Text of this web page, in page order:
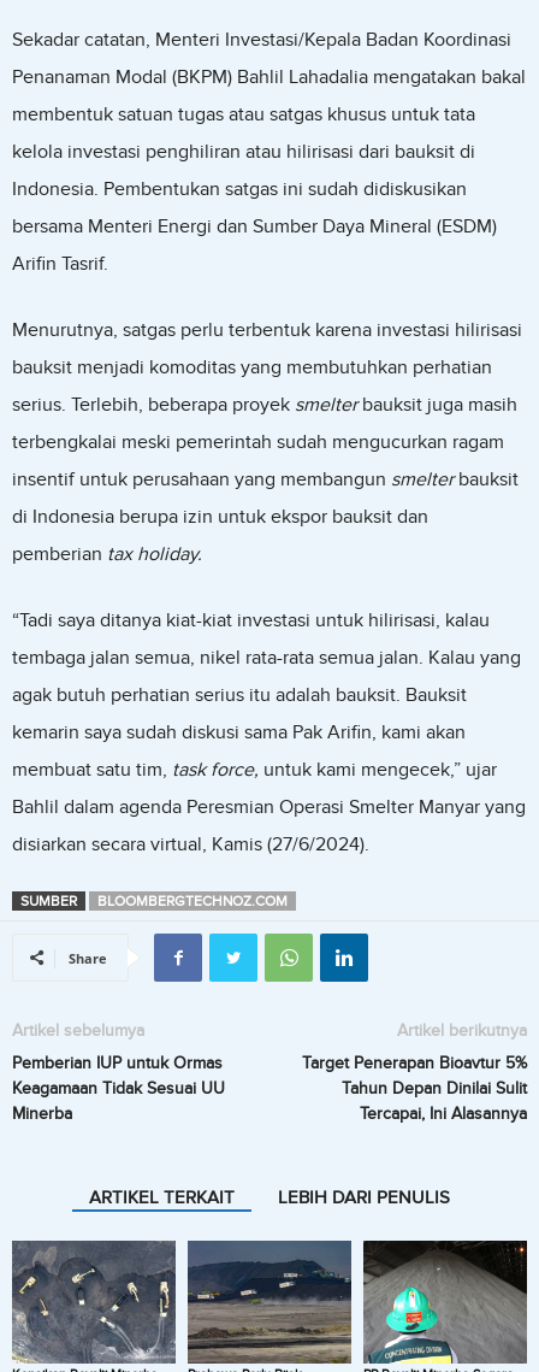
Sekadar catatan, Menteri Investasi/Kepala Badan Koordinasi
Penanaman Modal (BKPM) Bahlil Lahadalia mengatakan bakal
membentuk satuan tugas atau satgas khusus untuk tata
kelola investasi penghiliran atau hilirisasi dari bauksit di
Indonesia. Pembentukan satgas ini sudah didiskusikan
bersama Menteri Energi dan Sumber Daya Mineral (ESDM)
Arifin Tasrif.
Menurutnya, satgas perlu terbentuk karena investasi hilirisasi
bauksit menjadi komoditas yang membutuhkan perhatian
serius. Terlebih, beberapa proyek smelterbauksit juga masih
terbengkalai meski pemerintah sudah mengucurkan ragam
insentif untuk perusahaan yang membangun smelterbauksit
di Indonesia berupa izin untuk ekspor bauksit dan
pemberian tax holiday.
“Tadi saya ditanya kiat-kiat investasi untuk hilirisasi, kalau
tembaga jalan semua, nikel rata-rata semua jalan. Kalau yang
agak butuh perhatian serius itu adalah bauksit. Bauksit
kemarin saya sudah diskusi sama Pak Arifin, kami akan
membuat satu tim, task force, untuk kami mengecek,” ujar
Bahlil dalam agenda Peresmian Operasi Smelter Manyar yang
disiarkan secara virtual, Kamis (27/6/2024).
SUMBER BLOOMBERGTECHNOZ.COM
Share
Artikel sebelumya
Pemberian IUP untuk Ormas
Keagamaan Tidak Sesuai UU
Minerba
Artikel berikutnya
Target Penerapan Bioavtur 5%
Tahun Depan Dinilai Sulit
Tercapai, Ini Alasannya
ARTIKEL TERKAIT LEBIH DARI PENULIS